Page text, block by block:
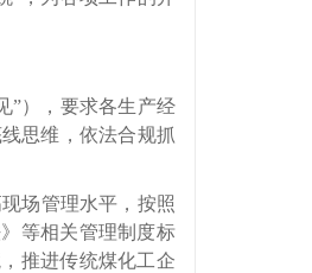
），要求各生产经
思维，依法合规抓
场管理水平，按照
等相关管理制度标
推进传统煤化工企